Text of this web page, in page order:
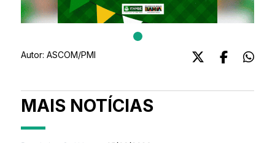
Autor: ASCOM/PMI
MAIS NOTÍCIAS